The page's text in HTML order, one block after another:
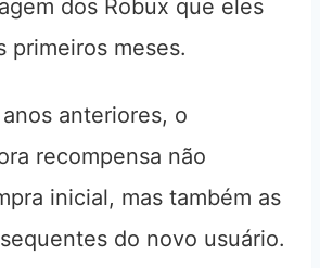
dos Robux que eles
primeiros meses.
anteriores, o
recompensa não
inicial, mas também as
do novo usuário.